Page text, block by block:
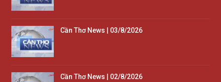
Cần Thơ News | 03/8/2026
Cần Thơ News | 02/8/2026